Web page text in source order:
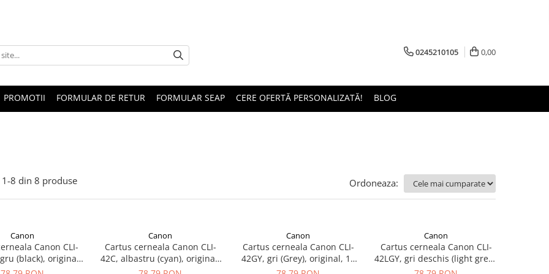
0245210105 0,00
PROMOTII FORMULAR DE RETUR FORMULAR SEAP CERE OFERTĂ PERSONALIZATĂ! BLOG
1-8 din 8 produse Ordoneaza:
Canon
Canon CLI-
(black), original,
pagini, 13 ml
Canon
Cartus cerneala Canon CLI-
42C, albastru (cyan), original,
13 ml
Canon
Cartus cerneala Canon CLI-
42GY, gri (Grey), original, 13
ml
Canon
Cartus cerneala Canon CLI-
42LGY, gri deschis (light grey),
original, 13 ml